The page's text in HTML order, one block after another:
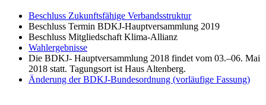
Beschluss Zukunftsfähige Verbandsstruktur
Beschluss Termin BDKJ-Hauptversammlung 2019
Beschluss Mitgliedschaft Klima-Allianz
Wahlergebnisse
Die BDKJ- Hauptversammlung 2018 findet vom 03.–06. Mai
2018 statt. Tagungsort ist Haus Altenberg.
Änderung der BDKJ-Bundesordnung (vorläufige Fassung)